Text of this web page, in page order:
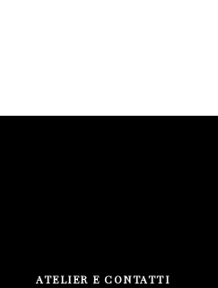
ATELIER E CONTATTI